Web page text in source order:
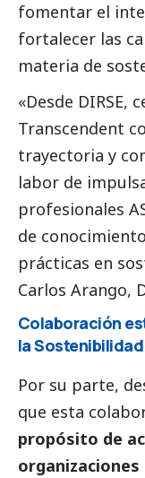
fomentar el
fortalecer las
materia de
«Desde DIRSE,
Transcendent
trayectoria y
labor de
profesionales
de
prácticas en
Carlos Arango,
Colaboración
la Sostenibilidad
Por su parte,
que esta
propósito de